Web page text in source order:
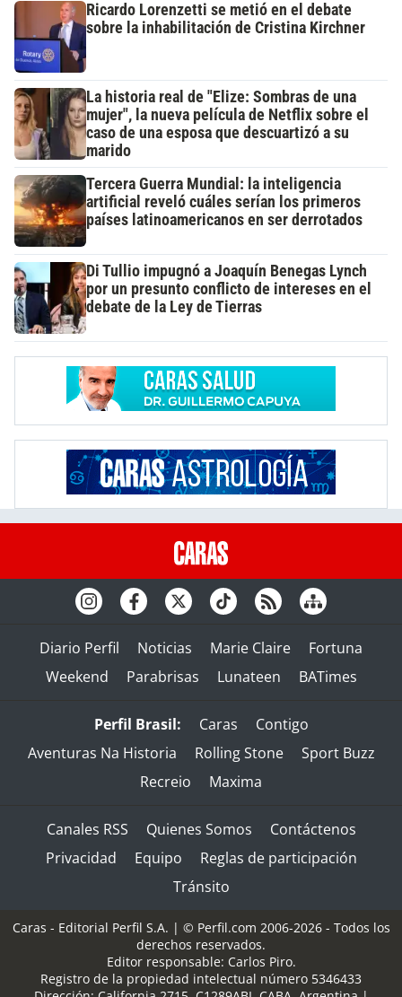
Ricardo Lorenzetti se metió en el debate
sobre la inhabilitación de Cristina Kirchner
La historia real de "Elize: Sombras de una
mujer", la nueva película de Netflix sobre el
caso de una esposa que descuartizó a su
marido
Tercera Guerra Mundial: la inteligencia
artificial reveló cuáles serían los primeros
países latinoamericanos en ser derrotados
Di Tullio impugnó a Joaquín Benegas Lynch
por un presunto conflicto de intereses en el
debate de la Ley de Tierras
Diario Perfil Noticias Marie Claire
Fortuna
Weekend
Parabrisas Lunateen BATimes
Perfil Brasil: Caras
Contigo
Aventuras Na Historia
Rolling Stone
Sport Buzz
Recreio
Maxima
Canales RSS Quienes Somos
Contáctenos
Privacidad
Equipo
Reglas de participación
Tránsito
Caras - Editorial Perfil S.A. | © Perfil.com 2006-2026 - Todos los
derechos reservados.
Editor responsable: Carlos Piro.
Registro de la propiedad intelectual número 5346433